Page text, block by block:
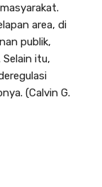
area, di
publik,
itu,
(Calvin G.